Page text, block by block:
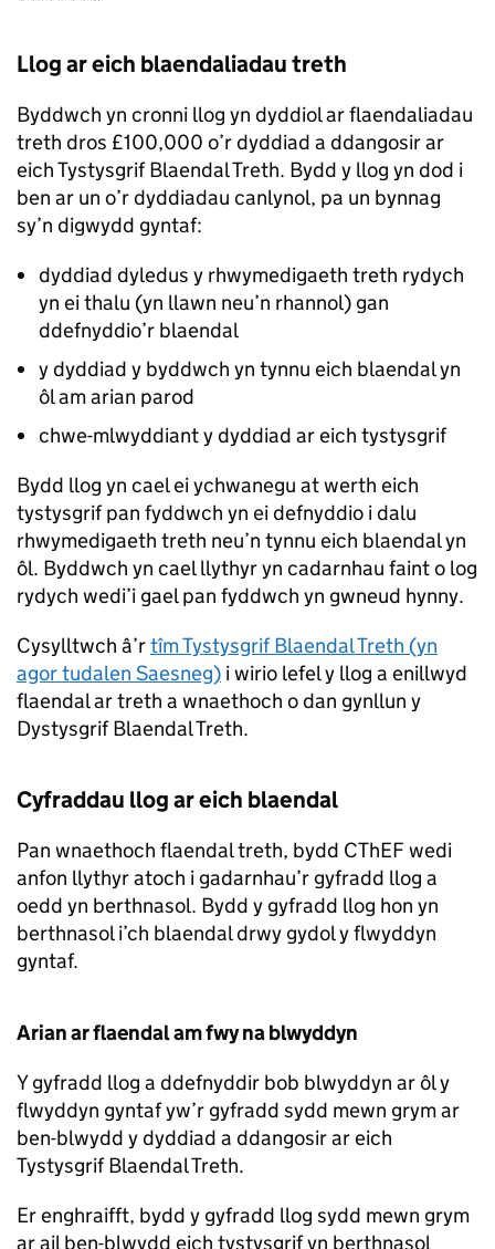
Llog ar eich blaendaliadau treth
Byddwch yn cronni llog yn dyddiol ar flaendaliadau
treth dros £100,000 o’r dyddiad a ddangosir ar
eich Tystysgrif Blaendal Treth. Bydd y llog yn dod i
ben ar un o’r dyddiadau canlynol, pa un bynnag
sy’n digwydd gyntaf:
dyddiad dyledus y rhwymedigaeth treth rydych
yn ei thalu (yn llawn neu’n rhannol) gan
ddefnyddio’r blaendal
y dyddiad y byddwch yn tynnu eich blaendal yn
ôl am arian parod
chwe-mlwyddiant y dyddiad ar eich tystysgrif
Bydd llog yn cael ei ychwanegu at werth eich
tystysgrif pan fyddwch yn ei defnyddio i dalu
rhwymedigaeth treth neu’n tynnu eich blaendal yn
ôl. Byddwch yn cael llythyr yn cadarnhau faint o log
rydych wedi’i gael pan fyddwch yn gwneud hynny.
Cysylltwch â’rtîm Tystysgrif Blaendal Treth (yn
agor tudalen Saesneg) i wirio lefel y llog a enillwyd
flaendal ar treth a wnaethoch o dan gynllun y
Dystysgrif Blaendal Treth.
Cyfraddau llog ar eich blaendal
Pan wnaethoch flaendal treth, bydd CThEF wedi
anfon llythyr atoch i gadarnhau’r gyfradd llog a
oedd yn berthnasol. Bydd y gyfradd llog hon yn
berthnasol i’ch blaendal drwy gydol y flwyddyn
gyntaf.
Arian ar flaendal am fwy na blwyddyn
Y gyfradd llog a ddefnyddir bob blwyddyn ar ôl y
flwyddyn gyntaf yw’r gyfradd sydd mewn grym ar
ben-blwydd y dyddiad a ddangosir ar eich
Tystysgrif Blaendal Treth.
Er enghraifft, bydd y gyfradd llog sydd mewn grym
ar ail ben-blwydd eich tystysgrif yn berthnasol